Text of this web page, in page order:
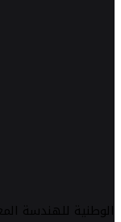
الوطنية للهندسة